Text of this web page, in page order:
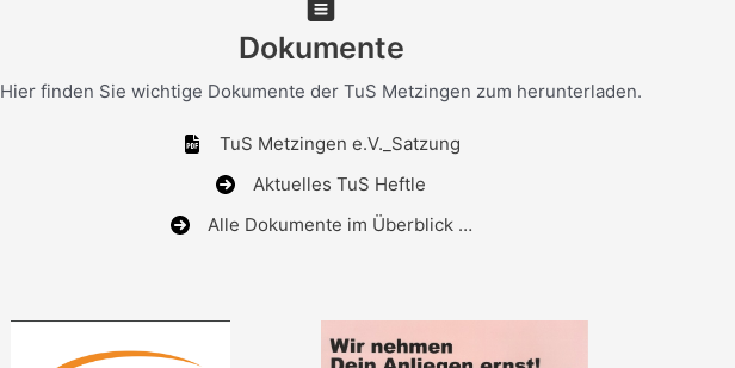
Dokumente
Hier finden Sie wichtige Dokumente der TuS Metzingen zum herunterladen.
TuS Metzingen e.V._Satzung
Aktuelles TuS Heftle
Alle Dokumente im Überblick …